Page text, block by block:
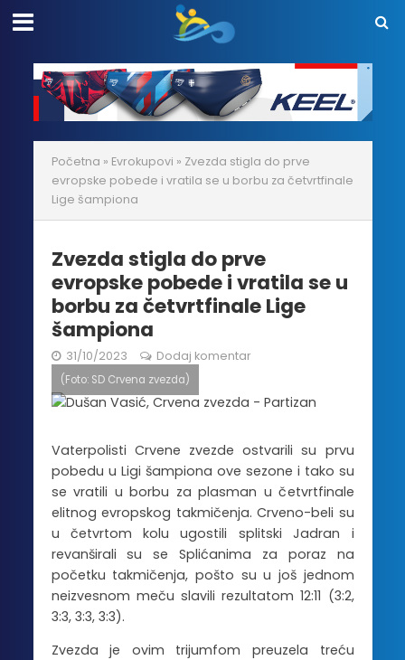
Početna » Evrokupovi » Zvezda stigla do prve
evropske pobede i vratila se u borbu za četvrtfinale
Lige šampiona
Zvezda stigla do prve
evropske pobede i vratila se u
borbu za četvrtfinale Lige
šampiona
31/10/2023 Dodaj komentar
(Foto: SD Crvena zvezda)
Vaterpolisti Crvene zvezde ostvarili su prvu
pobedu u Ligi šampiona ove sezone i tako su
se vratili u borbu za plasman u četvrtfinale
elitnog evropskog takmičenja. Crveno-beli su
u četvrtom kolu ugostili splitski Jadran i
revanširali su se Splićanima za poraz na
početku takmičenja, pošto su u još jednom
neizvesnom meču slavili rezultatom 12:11 (3:2,
3:3, 3:3, 3:3).
Zvezda je ovim trijumfom preuzela treću